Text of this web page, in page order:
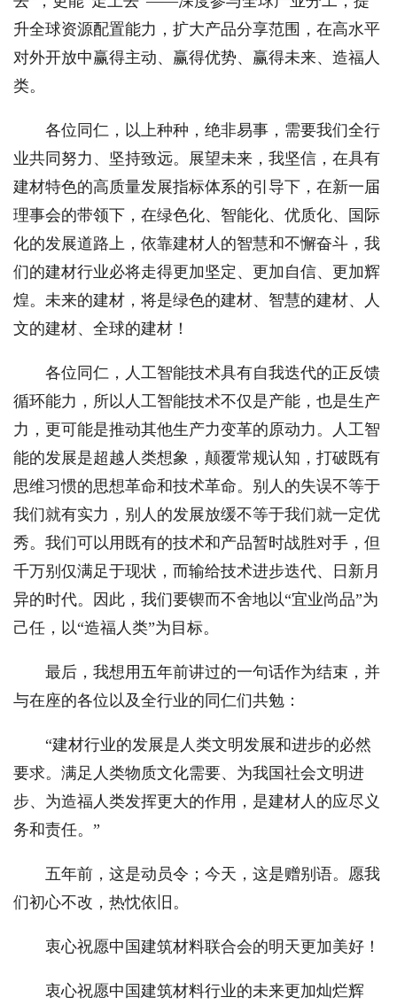
升全球资源配置能力，扩大产品分享范围，在高水平
对外开放中赢得主动、赢得优势、赢得未来、造福人
类。
各位同仁，以上种种，绝非易事，需要我们全行
业共同努力、坚持致远。展望未来，我坚信，在具有
建材特色的高质量发展指标体系的引导下，在新一届
理事会的带领下，在绿色化、智能化、优质化、国际
化的发展道路上，依靠建材人的智慧和不懈奋斗，我
们的建材行业必将走得更加坚定、更加自信、更加辉
煌。未来的建材，将是绿色的建材、智慧的建材、人
文的建材、全球的建材！
各位同仁，人工智能技术具有自我迭代的正反馈
循环能力，所以人工智能技术不仅是产能，也是生产
力，更可能是推动其他生产力变革的原动力。人工智
能的发展是超越人类想象，颠覆常规认知，打破既有
思维习惯的思想革命和技术革命。别人的失误不等于
我们就有实力，别人的发展放缓不等于我们就一定优
秀。我们可以用既有的技术和产品暂时战胜对手，但
千万别仅满足于现状，而输给技术进步迭代、日新月
异的时代。因此，我们要锲而不舍地以“宜业尚品”为
己任，以“造福人类”为目标。
最后，我想用五年前讲过的一句话作为结束，并
与在座的各位以及全行业的同仁们共勉：
“建材行业的发展是人类文明发展和进步的必然
要求。满足人类物质文化需要、为我国社会文明进
步、为造福人类发挥更大的作用，是建材人的应尽义
务和责任。”
五年前，这是动员令；今天，这是赠别语。愿我
们初心不改，热忱依旧。
衷心祝愿中国建筑材料联合会的明天更加美好！
衷心祝愿中国建筑材料行业的未来更加灿烂辉